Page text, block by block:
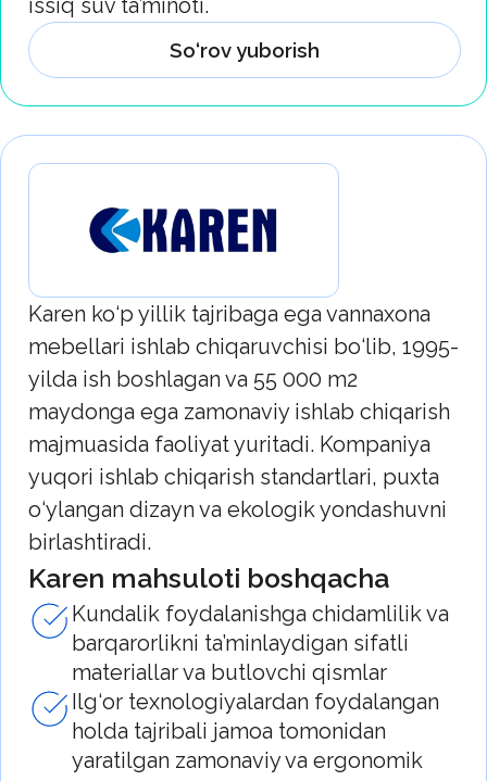
etilgan va zamonaviy dizayn, funksionallik
hamda narx va sifatning optimal nisbatiga
uchun santexnika brendi.
Uovo mahsulotlari farq qiladi
Silliq, oval chiziqlardan ilhomlangan
ifodali uslub va shakllar, interyerga
xarakter va o‘ziga xoslik baxsh etuvchi
zamonaviy dizayn va art-deko‘
elementlari bilan
Yechimlarning keng assortimenti —
rakovinalar, vannalar va oshxonalar
uchun aralashtirgichlardan tortib dush
ustunlari, gigiyenik dushlar va
aksessuarlargacha, bu esa hammom
imkonini beradi
Kundalik foydalanishda qulaylik va
estetik ko‘rinishni saqlab qolgan holda
chidamlilikni ta’minlaydigan amaliylik
va ishonchlilik
Uovo — bu dizayn, qulaylik va ortiqcha
to‘lovlarsiz puxta o‘ylangan yechimlarni